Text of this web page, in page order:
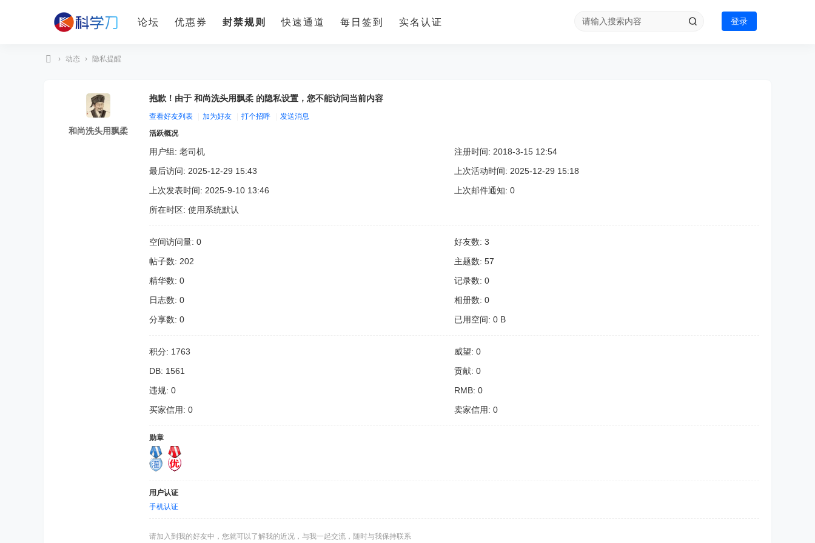
论坛 优惠券 封禁规则 快速通道 每日签到 实名认证 登录
› 动态 › 隐私提醒
和尚洗头用飘柔
抱歉！由于 和尚洗头用飘柔 的隐私设置，您不能访问当前内容
查看好友列表 加为好友 打个招呼
发送消息
活跃概况
用户组: 老司机
注册时间: 2018-3-15 12:54
最后访问: 2025-12-29 15:43
上次活动时间: 2025-12-29 15:18
上次发表时间: 2025-9-10 13:46
上次邮件通知: 0
所在时区: 使用系统默认
空间访问量: 0
好友数: 3
帖子数: 202
主题数: 57
精华数: 0
记录数: 0
日志数: 0
相册数: 0
分享数: 0
已用空间: 0 B
积分: 1763
威望: 0
DB: 1561
贡献: 0
违规: 0
RMB: 0
买家信用: 0
卖家信用: 0
勋章
用户认证
手机认证
请加入到我的好友中，您就可以了解我的近况，与我一起交流，随时与我保持联系